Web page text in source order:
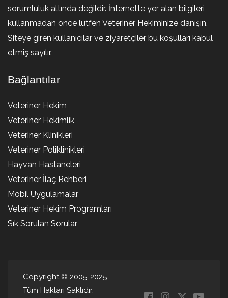
sorumluluk altında değildir. İnternette yer alan bilgileri
kullanmadan önce lütfen Veteriner Hekiminize danışın.
Siteye giren kullanıcılar ve ziyaretçiler bu koşulları kabul
etmiş sayılır.
Bağlantılar
Veteriner Hekim
Veteriner Hekimlik
Veteriner Klinikleri
Veteriner Poliklinikleri
Hayvan Hastaneleri
Veteriner İlaç Rehberi
Mobil Uygulamalar
Veteriner Hekim Programları
Sık Sorulan Sorular
Copyright © 2005-2025
Tüm Hakları Saklıdır.